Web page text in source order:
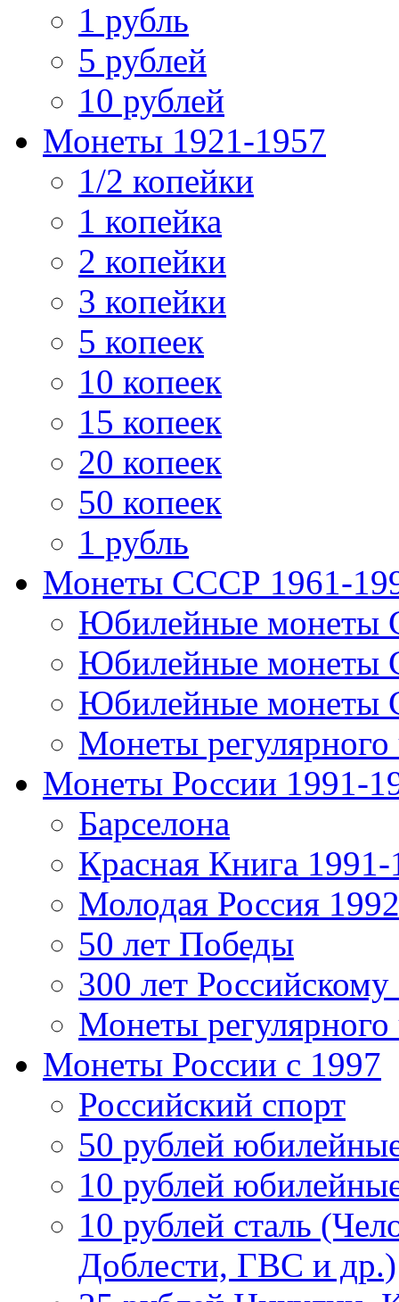
1 рубль
5 рублей
10 рублей
Монеты 1921-1957
1/2 копейки
1 копейка
2 копейки
3 копейки
5 копеек
10 копеек
15 копеек
20 копеек
50 копеек
1 рубль
Монеты СССР 1961-
Юбилейные монеты
Юбилейные
Юбилейные
Монеты
Монеты России 1991-
Барселона
Красная Книга 1991-
Молодая Россия
50 лет Победы
300 лет
Монеты
Монеты России c 1997
Российский спорт
50 рублей
10 рублей
10 рублей сталь
Доблести, ГВС и др.)